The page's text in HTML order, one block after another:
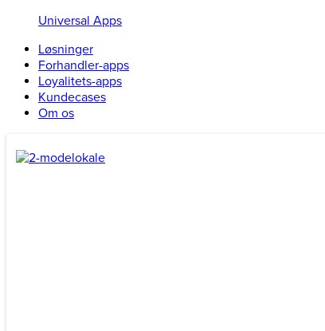
Universal Apps
Løsninger
Forhandler-apps
Loyalitets-apps
Kundecases
Om os